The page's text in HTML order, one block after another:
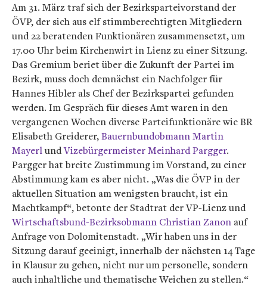
Am 31. März traf sich der Bezirksparteivorstand der
ÖVP, der sich aus elf stimmberechtigten Mitgliedern
und 22 beratenden Funktionären zusammensetzt, um
17.00 Uhr beim Kirchenwirt in Lienz zu einer Sitzung.
Das Gremium beriet über die Zukunft der Partei im
Bezirk, muss doch demnächst ein Nachfolger für
Hannes Hibler als Chef der Bezirkspartei gefunden
werden. Im Gespräch für dieses Amt waren in den
vergangenen Wochen diverse Parteifunktionäre wie BR
Elisabeth Greiderer,Bauernbundobmann Martin
MayerlundVizebürgermeister Meinhard Pargger.
Pargger hat breite Zustimmung im Vorstand, zu einer
Abstimmung kam es aber nicht. „Was die ÖVP in der
aktuellen Situation am wenigsten braucht, ist ein
Machtkampf“, betonte der Stadtrat der VP-Lienz und
Wirtschaftsbund-Bezirksobmann Christian Zanon auf
Anfrage von Dolomitenstadt. „Wir haben uns in der
Sitzung darauf geeinigt, innerhalb der nächsten 14 Tage
in Klausur zu gehen, nicht nur um personelle, sondern
auch inhaltliche und thematische Weichen zu stellen.“